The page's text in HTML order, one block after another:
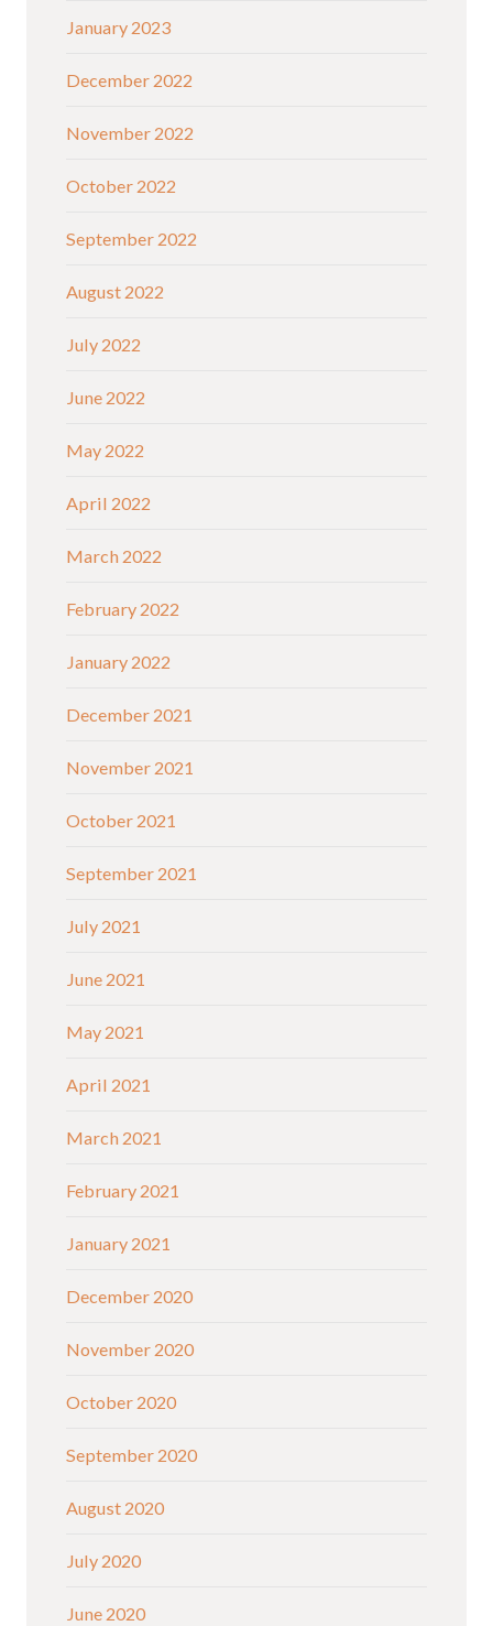
January 2023
December 2022
November 2022
October 2022
September 2022
August 2022
July 2022
June 2022
May 2022
April 2022
March 2022
February 2022
January 2022
December 2021
November 2021
October 2021
September 2021
July 2021
June 2021
May 2021
April 2021
March 2021
February 2021
January 2021
December 2020
November 2020
October 2020
September 2020
August 2020
July 2020
June 2020